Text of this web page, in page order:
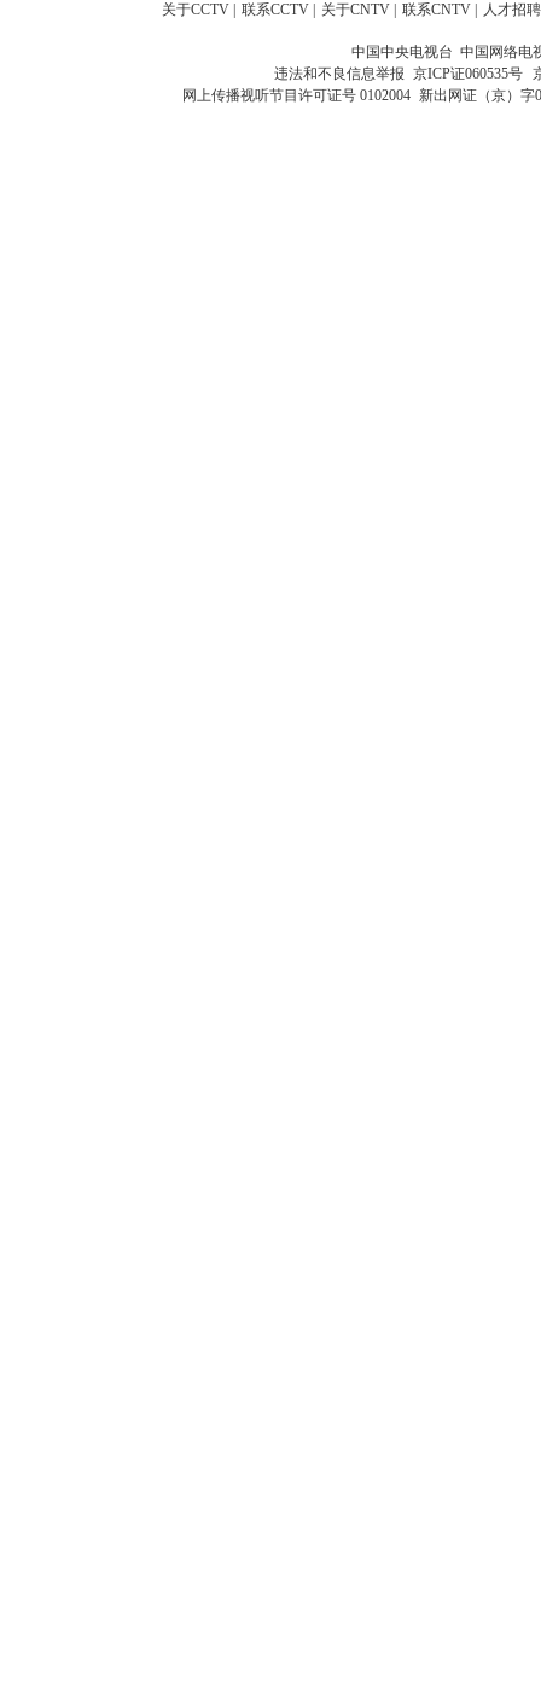
关于CCTV 联系CCTV 关于CNTV 联系CNTV 人才招聘
中国中央电视台 中国网络电
违法和不良信息举报 京ICP证060535号
网上传播视听节目许可证号 0102004 新出网证（京）